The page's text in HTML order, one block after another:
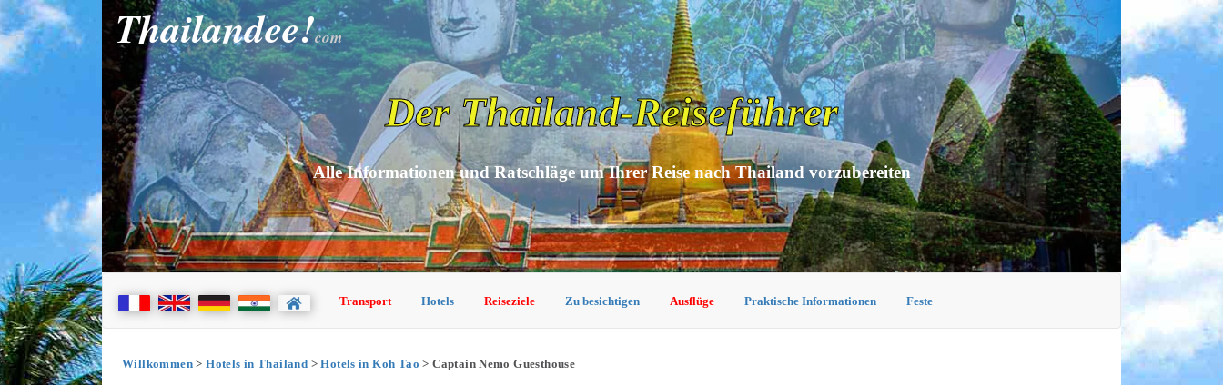
Thailandee!com
Der Thailand-Reiseführer
Alle Informationen und Ratschläge um Ihrer Reise nach Thailand vorzubereiten
Transport Hotels Reiseziele Zu besichtigen Ausflüge Praktische Informationen Feste
Willkommen>Hotels in Thailand >Hotels in Koh Tao > Captain Nemo Guesthouse